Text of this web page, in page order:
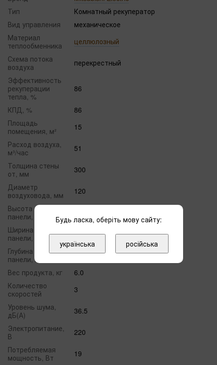
Тип
Комнатный рекуператор
Вид управления
механическое
Материал
теплообменника
целлюлозный
Схема потока
воздуха
перекрестный
Эффективность
рекуперации
тепла, %
86
КПД, %
86
Площадь
помещения, м²
15
Расход воздуха,
м³/час
51
Толщина стены
от, мм
300
Диаметр
воздуховода, мм
120
Высота лицевой
панели, мм
Ширина лицевой
панели, мм
522
Глубина лицевой
панели, мм
168
Вес продукта, кг
6.0
Количество
скоростей
3
Уровень шума,
дБ(А)
36.5
Электропитание,
В
220
Потребляемая
мощность, Вт
19
Будь ласка, оберіть мову сайту:
українська російська